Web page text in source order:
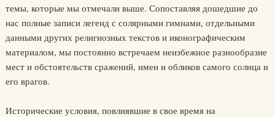
темы, которые мы отмечали выше. Сопоставляя дошедшие до
нас полные записи легенд с солярными гимнами, отдельными
данными других религиозных текстов и иконографическим
материалом, мы постоянно встречаем неизбежное разнообразие
мест и обстоятельств сражений, имен и обликов самого солнца и
его врагов.
Исторические условия, повлиявшие в свое время на